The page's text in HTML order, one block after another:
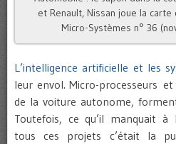
et Renault, Nissan joue la carte
Micro-Systèmes n° 36
L’intelligence artificielle et les
leur envol. Micro-processeurs
de la voiture autonome,
Toutefois, ce qu’il manquait à
tous ces projets c’était la